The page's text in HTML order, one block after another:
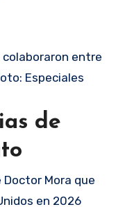
entre
Especiales
de
Mora que
en 2026